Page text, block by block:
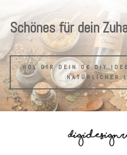
Schönes für dein
HOL DIR DEIN 0€ DIY
NATÜRLICHER